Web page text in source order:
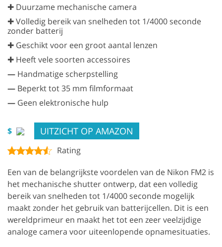
✚ Duurzame mechanische camera
✚ Volledig bereik van snelheden tot 1/4000 seconde
zonder batterij
✚ Geschikt voor een groot aantal lenzen
✚ Heeft vele soorten accessoires
— Handmatige scherpstelling
— Beperkt tot 35 mm filmformaat
— Geen elektronische hulp
$ UITZICHT OP AMAZON
Rating
Een van de belangrijkste voordelen van de Nikon FM2 is
het mechanische shutter ontwerp, dat een volledig
bereik van snelheden tot 1/4000 seconde mogelijk
maakt zonder het gebruik van batterijcellen. Dit is een
wereldprimeur en maakt het tot een zeer veelzijdige
analoge camera voor uiteenlopende opnamesituaties.